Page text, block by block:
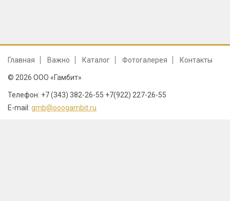
Главная Важно Каталог Фотогалерея Контакты
© 2026 ООО «Гамбит»
Телефон: +7 (343) 382-26-55 +7(922) 227-26-55
E-mail: gmb@ooogambit.ru